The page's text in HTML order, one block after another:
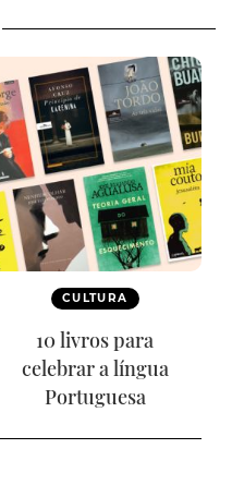
CULTURA
10 livros para
celebrar a língua
Portuguesa